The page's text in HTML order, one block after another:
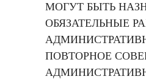
МОГУТ БЫТЬ
ОБЯЗАТЕЛЬНЫЕ
ПОВТОРНОЕ